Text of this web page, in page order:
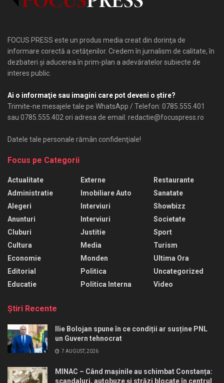
FOCUS PRESS este un produs media creat din dorinţa de
informare corectă a cetăţenilor. Credem în jurnalism de calitate, în
dezbateri şi aducerea în prim-plan a adevăratelor subiecte de
interes public.
Ai o informaţie sau imagini care pot deveni o ştire?
Trimite-ne mesajele tale pe WhatsApp / Telefon: 0785.555.401
sau 0785.555.402 ori adresa de email: redactie@focuspress.ro
Datele tale personale rămân confidenţiale!
Focus pe Categorii
Actualitate
Administratie
Alegeri
Anunturi
Cluburi
Cultura
Economie
Editorial
Educatie
Externe
Imobiliare Auto
Interviuri
Interviuri
Justitie
Media
Monden
Politica
Politica Interna
Restaurante
Sanatate
Showbizz
Societate
Sport
Turism
Ultima Ora
Uncategorized
Video
Ştiri Recente
Ilie Bolojan spune în ce condiții ar susține PNL
un Guvern tehnocrat
7 AUGUST, 2026
MINAC – Când mașinile au schimbat Constanța:
scandaluri, autobuze și străzi blocate în centrul